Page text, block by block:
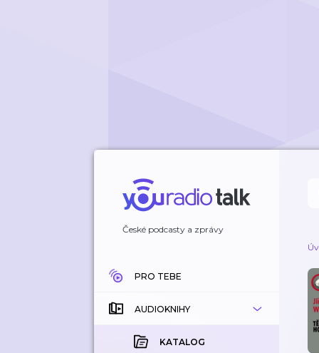
České podcasty a zprávy
PRO TEBE
AUDIOKNIHY
KATALOG